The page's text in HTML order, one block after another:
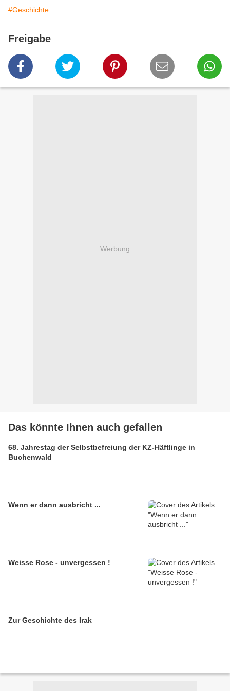
#Geschichte
Freigabe
Werbung
Das könnte Ihnen auch gefallen
68. Jahrestag der Selbstbefreiung der KZ-Häftlinge in
Buchenwald
Wenn er dann ausbricht ...
Weisse Rose - unvergessen !
Zur Geschichte des Irak